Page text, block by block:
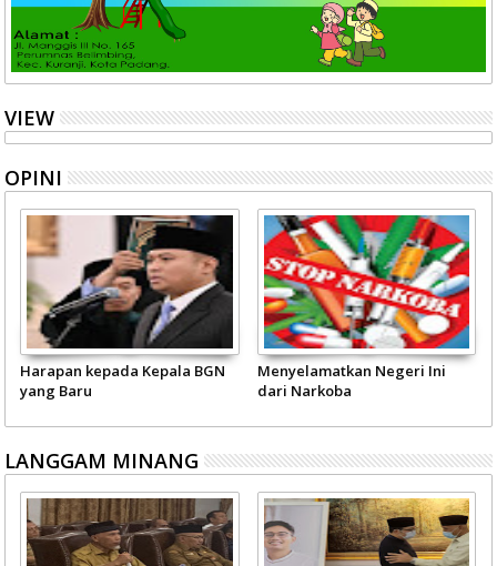
VIEW
OPINI
Harapan kepada Kepala BGN
yang Baru
Menyelamatkan Negeri Ini
dari Narkoba
LANGGAM MINANG